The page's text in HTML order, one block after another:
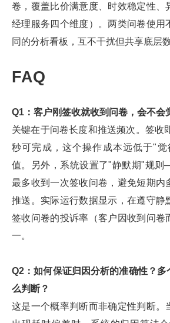
卷，覆盖比价满意度、时效稳定性、
经理服务四个维度）。两类问卷使用
同的分析看板，互不干扰但共享底层
FAQ
Q1：客户刚签收就收到问卷，会不会
关键在于问卷长度和推送频次。签收
秒可完成，这个操作成本远低于"觉
值。另外，系统设置了"静默期"规
最多收到一次签收问卷，避免短期内
推送。实际运行数据显示，在遵守静
签收问卷的投诉率（客户因收到问卷
一。
Q2：如何保证归因分析的准确性？
么判断？
这是一个概率判断而非确定性判断。